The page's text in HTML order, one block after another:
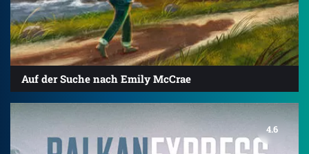
Auf der Suche nach Emily McCrae
4.6